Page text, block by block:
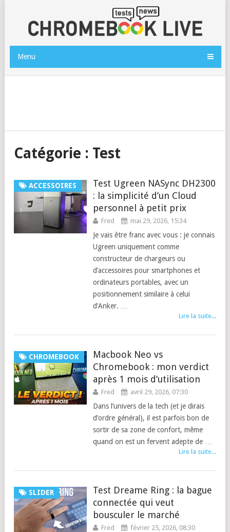
Menu
Catégorie : Test
ACCESSOIRES
Test Ugreen NASync DH2300
: la simplicité d’un Cloud
personnel à petit prix
Fred mai 29, 2026, 15:34
Je vais être franc avec vous : je connais
Ugreen uniquement comme
constructeur de chargeurs ou
d’accessoires pour smartphones et
ordinateurs portables, avec un
positionnement similaire à celui
d’Anker. …
Lire la suite...
CHROMEBOOK
Macbook Neo vs
Chromebook : mon verdict
après 1 mois d’utilisation
Fred avril 29, 2026, 07:30
Dans l’univers de la tech (et je dirais
d’ordre général), il est parfois bon de
sortir de sa zone de confort, même
quand on est un fervent adepte de …
Lire la suite...
SLIDER
Test Dreame Ring : la bague
connectée qui veut
bousculer le marché
Fred février 25, 2026, 08:30